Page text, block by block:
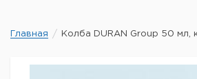
Главная Колба DURAN Group 50 мл,